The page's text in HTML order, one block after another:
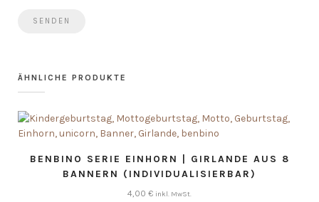
ÄHNLICHE PRODUKTE
BENBINO SERIE EINHORN | GIRLANDE AUS 8
BANNERN (INDIVIDUALISIERBAR)
4,00 € inkl. MwSt.